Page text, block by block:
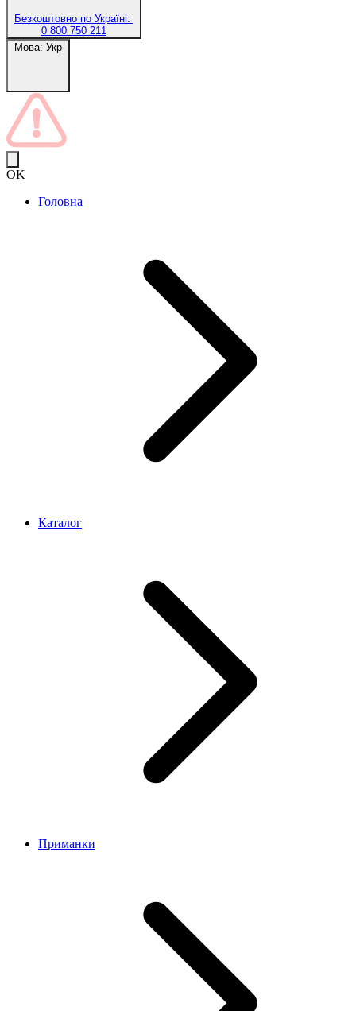
Безкоштовно по Україні:
0 800 750 211
Мова: Укр
OK
Головна
Каталог
Приманки